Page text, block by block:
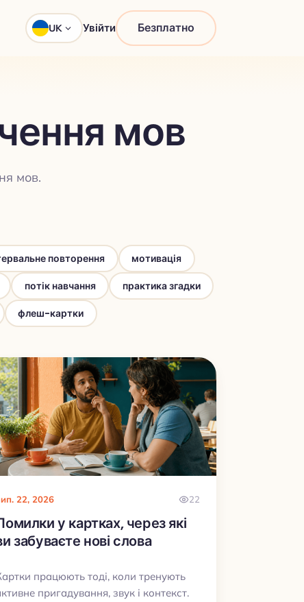
UK Увійти Безплатно
мов
мов.
повторення
мотивація
потік навчання
практика згадки
флеш-картки
22, 2026 22
у картках, через які
забуваєте нові слова
працюють тоді, коли тренують
пригадування, звук і контекст.